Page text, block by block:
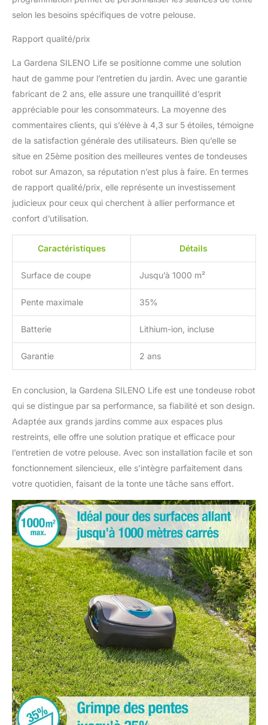
selon les besoins spécifiques de votre pelouse.
Rapport qualité/prix
La Gardena SILENO Life se positionne comme une solution
haut de gamme pour l’entretien du jardin. Avec une garantie
fabricant de 2 ans, elle assure une tranquillité d’esprit
appréciable pour les consommateurs. La moyenne des
commentaires clients, qui s’élève à 4,3 sur 5 étoiles, témoigne
de la satisfaction générale des utilisateurs. Bien qu’elle se
situe en 25ème position des meilleures ventes de tondeuses
robot sur Amazon, sa réputation n’est plus à faire. En termes
de rapport qualité/prix, elle représente un investissement
judicieux pour ceux qui cherchent à allier performance et
confort d’utilisation.
Caractéristiques Détails
Surface de coupe Jusqu’à 1000 m²
Pente maximale 35%
Batterie Lithium-ion, incluse
Garantie 2 ans
En conclusion, la Gardena SILENO Life est une tondeuse robot
qui se distingue par sa performance, sa fiabilité et son design.
Adaptée aux grands jardins comme aux espaces plus
restreints, elle offre une solution pratique et efficace pour
l’entretien de votre pelouse. Avec son installation facile et son
fonctionnement silencieux, elle s’intègre parfaitement dans
votre quotidien, faisant de la tonte une tâche sans effort.